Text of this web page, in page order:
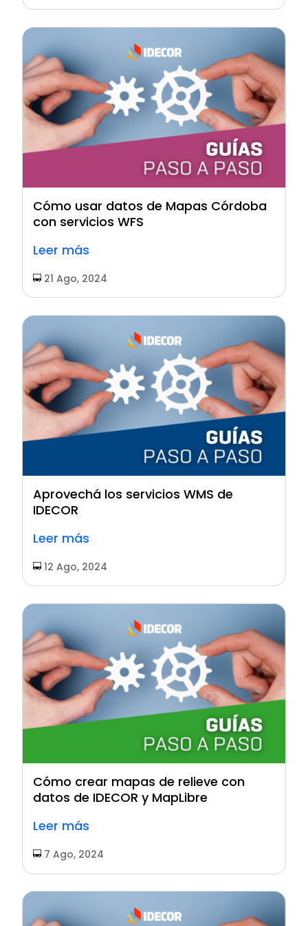
Cómo usar datos de Mapas Córdoba
con servicios WFS
Leer más
21 Ago, 2024
Aprovechá los servicios WMS de
IDECOR
Leer más
12 Ago, 2024
Cómo crear mapas de relieve con
datos de IDECOR y MapLibre
Leer más
7 Ago, 2024